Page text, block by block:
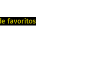
favoritos